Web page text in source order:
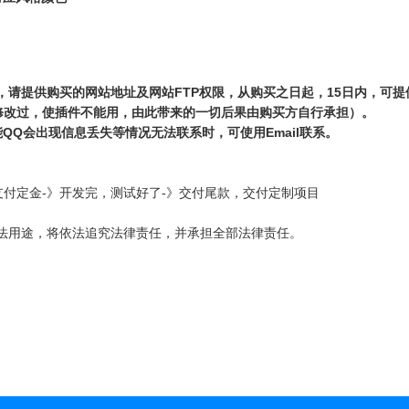
提供购买的网站地址及网站FTP权限，从购买之日起，15日内，可
过，使插件不能用，由此带来的一切后果由购买方自行承担）。
会出现信息丢失等情况无法联系时，可使用Email联系。
定金-》开发完，测试好了-》交付尾款，交付定制项目
途，将依法追究法律责任，并承担全部法律责任。